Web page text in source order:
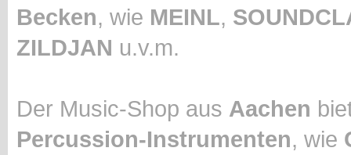
Becken, wie MEINL,
ZILDJAN u.v.m.
Der Music-Shop aus Aachen
Percussion-Instrumenten, wie